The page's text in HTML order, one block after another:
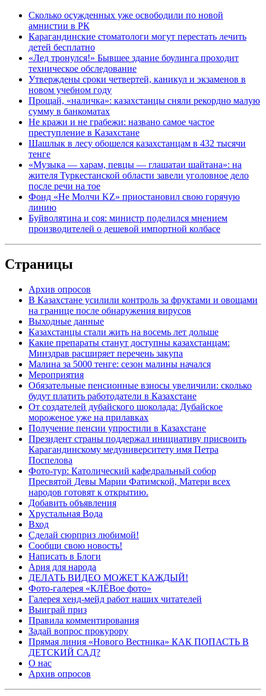
Сколько осужденных уже освободили по новой
амнистии в РК
Карагандинские стоматологи могут перестать лечить
детей бесплатно
«Лед тронулся!» Бывшее здание боулинга проходит
техническое обследование
Утверждены сроки четвертей, каникул и экзаменов в
новом учебном году
Прощай, «наличка»: казахстанцы сняли рекордно малую
сумму в банкоматах
Не кражи и не грабежи: названо самое частое
преступление в Казахстане
Шашлык в лесу обошелся казахстанцам в 432 тысячи
тенге
«Музыка — харам, певцы — глашатаи шайтана»: на
жителя Туркестанской области завели уголовное дело
после речи на тое
Фонд «Не Молчи KZ» приостановил свою горячую
линию
Буйволятина и соя: министр поделился мнением
производителей о дешевой импортной колбасе
Страницы
Архив опросов
В Казахстане усилили контроль за фруктами и овощами
на границе после обнаружения вирусов
Выходные данные
Казахстанцы стали жить на восемь лет дольше
Какие препараты станут доступны казахстанцам:
Минздрав расширяет перечень закупа
Малина за 5000 тенге: сезон малины начался
Мероприятия
Обязательные пенсионные взносы увеличили: сколько
будут платить работодатели в Казахстане
От создателей дубайского шоколада: Дубайское
мороженое уже на прилавках
Получение пенсии упростили в Казахстане
Президент страны поддержал инициативу присвоить
Карагандинскому медуниверситету имя Петра
Поспелова
Фото-тур: Католический кафедральный собор
Пресвятой Девы Марии Фатимской, Матери всех
народов готовят к открытию.
Добавить объявления
Хрустальная Вода
Вход
Сделай сюрприз любимой!
Сообщи свою новость!
Написать в Блоги
Ария для народа
ДЕЛАТЬ ВИДЕО МОЖЕТ КАЖДЫЙ!
Фото-галерея «КЛЁВое фото»
Галерея хенд-мейд работ наших читателей
Выиграй приз
Правила комментирования
Задай вопрос прокурору
Прямая линия «Нового Вестника» КАК ПОПАСТЬ В
ДЕТСКИЙ САД?
О нас
Архив опросов